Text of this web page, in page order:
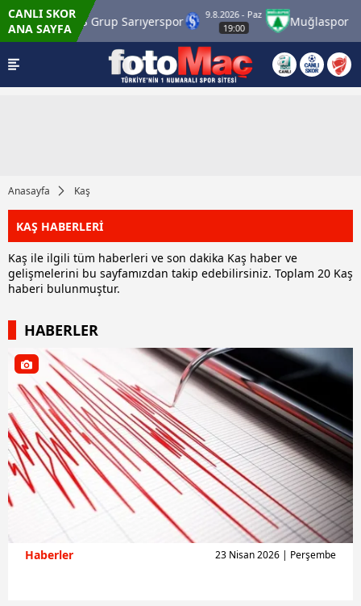
CANLI SKOR
ANA SAYFASMS Grup Sarıyerspor
9.8.2026 - Paz
Muğlaspor
Anasayfa Kaş
KAŞ HABERLERİ
Kaş ile ilgili tüm haberleri ve son dakika Kaş haber ve
gelişmelerini bu sayfamızdan takip edebilirsiniz. Toplam 20 Kaş
haberi bulunmuştur.
HABERLER
Haberler 23 Nisan 2026 | Perşembe